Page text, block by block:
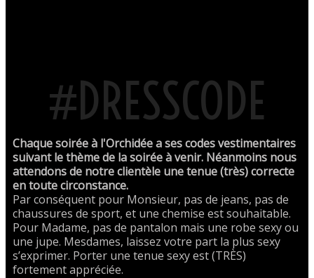
#DRESSCODE
Chaque soirée à l'Orchidée a ses codes vestimentaires
suivant le thème de la soirée à venir. Néanmoins nous
attendons de notre clientèle une tenue (très) correcte
en toute circonstance.
Par conséquent pour Monsieur, pas de jeans, pas de
chaussures de sport, et une chemise est souhaitable.
Pour Madame, pas de pantalon mais une robe sexy ou
une jupe. Mesdames, laissez votre part la plus sexy
s’exprimer. Porter une tenue sexy est (TRÈS)
fortement appréciée.